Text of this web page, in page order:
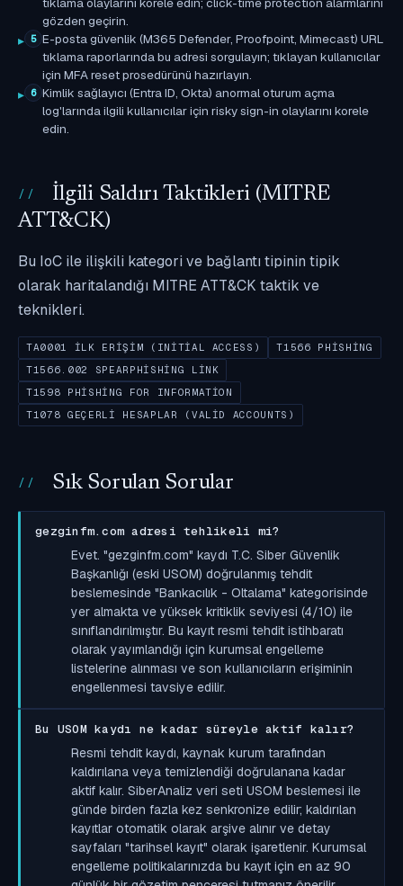
gözden geçirin.
5 E-posta güvenlik (M365 Defender, Proofpoint, Mimecast) URL
tıklama raporlarında bu adresi sorgulayın; tıklayan kullanıcılar
için MFA reset prosedürünü hazırlayın.
6 Kimlik sağlayıcı (Entra ID, Okta) anormal oturum açma
log'larında ilgili kullanıcılar için risky sign-in olaylarını korele
edin.
İlgili Saldırı Taktikleri (MITRE
ATT&CK)
Bu IoC ile ilişkili kategori ve bağlantı tipinin tipik
olarak haritalandığı MITRE ATT&CK taktik ve
teknikleri.
TA0001 İLK ERIŞIM (INITIAL ACCESS)
T1566 PHISHING
T1566.002 SPEARPHISHING LINK
T1598 PHISHING FOR INFORMATION
T1078 GEÇERLI HESAPLAR (VALID ACCOUNTS)
Sık Sorulan Sorular
gezginfm.com adresi tehlikeli mi?
Evet. "gezginfm.com" kaydı T.C. Siber Güvenlik
Başkanlığı (eski USOM) doğrulanmış tehdit
beslemesinde "Bankacılık - Oltalama" kategorisinde
yer almakta ve yüksek kritiklik seviyesi (4/10) ile
sınıflandırılmıştır. Bu kayıt resmi tehdit istihbaratı
olarak yayımlandığı için kurumsal engelleme
listelerine alınması ve son kullanıcıların erişiminin
engellenmesi tavsiye edilir.
Bu USOM kaydı ne kadar süreyle aktif kalır?
Resmi tehdit kaydı, kaynak kurum tarafından
kaldırılana veya temizlendiği doğrulanana kadar
aktif kalır. SiberAnaliz veri seti USOM beslemesi ile
günde birden fazla kez senkronize edilir; kaldırılan
kayıtlar otomatik olarak arşive alınır ve detay
sayfaları "tarihsel kayıt" olarak işaretlenir. Kurumsal
engelleme politikalarınızda bu kayıt için en az 90